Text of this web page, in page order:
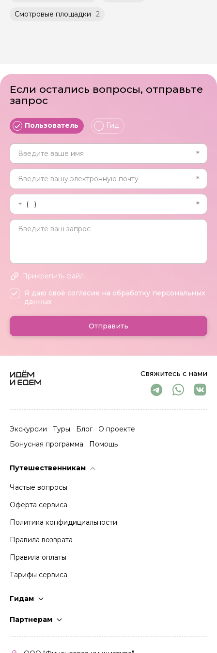
Смотровые площадки 2
Свяжитесь с нами
Экскурсии Туры Блог
О проекте
Бонусная программа
Помощь
Путешественникам
Частые вопросы
Оферта сервиса
Политика конфидициальности
Правила возврата
Правила оплаты
Тарифы сервиса
Гидам
Партнерам
Кабинет партнера
Если остались вопросы, отправьте
запрос
Пользователь Гид
Прикрепить файл
Я даю своё согласие на обработку персональных
данных
Отправить